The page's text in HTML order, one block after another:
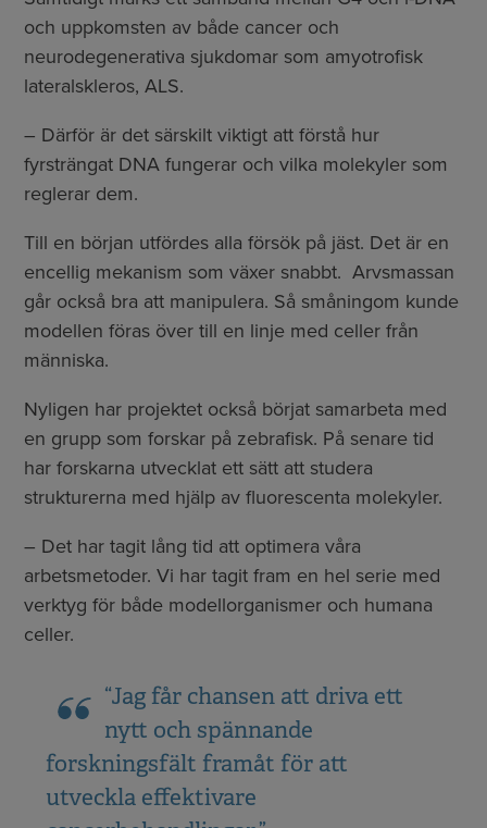
och uppkomsten av både cancer och
neurodegenerativa sjukdomar som amyotrofisk
lateralskleros, ALS.
– Därför är det särskilt viktigt att förstå hur
fyrsträngat DNA fungerar och vilka molekyler som
reglerar dem.
Till en början utfördes alla försök på jäst. Det är en
encellig mekanism som växer snabbt. Arvsmassan
går också bra att manipulera. Så småningom kunde
modellen föras över till en linje med celler från
människa.
Nyligen har projektet också börjat samarbeta med
en grupp som forskar på zebrafisk. På senare tid
har forskarna utvecklat ett sätt att studera
strukturerna med hjälp av fluorescenta molekyler.
– Det har tagit lång tid att optimera våra
arbetsmetoder. Vi har tagit fram en hel serie med
verktyg för både modellorganismer och humana
celler.
“Jag får chansen att driva ett
nytt och spännande
forskningsfält framåt för att
utveckla effektivare